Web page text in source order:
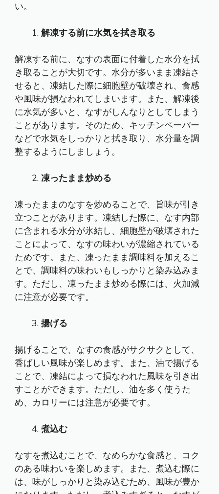
い。
解凍する前に水気を拭き取る
解凍する前に、なすの表面に付着した水分を拭
き取ることが大切です。水分が多いまま凍結さ
せると、凍結した際に細胞壁が破壊され、食感
や風味が損なわれてしまいます。また、解凍後
に水気が多いと、なすがしんなりとしてしまう
ことがあります。そのため、キッチンペーパー
などで水気をしっかりと拭き取り、水分量を調
整するようにしましょう。
凍ったまま炒める
凍ったままのなすを炒めることで、旨味が引き
立つことがあります。凍結した際に、なす内部
に含まれる水分が氷結し、細胞壁が破壊された
ことによって、なすの味わいが濃縮されている
ためです。また、凍ったまま調味料を加えるこ
とで、調味料の味わいもしっかりと染み込みま
す。ただし、凍ったまま炒める際には、火加減
に注意が必要です。
揚げる
揚げることで、なすの食感がサクサクとして、
香ばしい風味が楽しめます。また、油で揚げる
ことで、凍結によって損なわれた風味を引き出
すことができます。ただし、油を多く使うた
め、カロリーには注意が必要です。
煮込む
なすを煮込むことで、なめらかな食感と、コク
のある味わいを楽しめます。また、煮込む際に
は、味がしっかりと染み込むため、風味が豊か